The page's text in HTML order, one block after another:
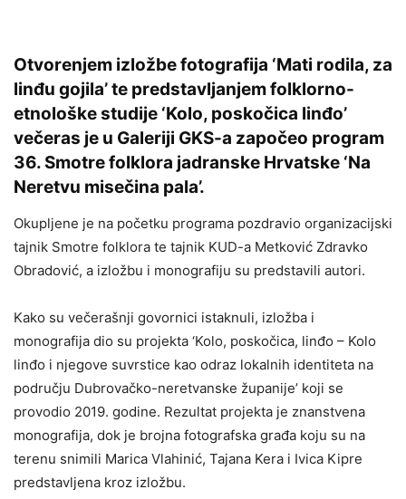
Otvorenjem izložbe fotografija ‘Mati rodila, za
linđu gojila’ te predstavljanjem folklorno-
etnološke studije ‘Kolo, poskočica linđo’
večeras je u Galeriji GKS-a započeo program
36. Smotre folklora jadranske Hrvatske ‘Na
Neretvu misečina pala’.
Okupljene je na početku programa pozdravio organizacijski
tajnik Smotre folklora te tajnik KUD-a Metković Zdravko
Obradović, a izložbu i monografiju su predstavili autori.
Kako su večerašnji govornici istaknuli, izložba i
monografija dio su projekta ‘Kolo, poskočica, linđo – Kolo
linđo i njegove suvrstice kao odraz lokalnih identiteta na
području Dubrovačko-neretvanske županije’ koji se
provodio 2019. godine. Rezultat projekta je znanstvena
monografija, dok je brojna fotografska građa koju su na
terenu snimili Marica Vlahinić, Tajana Kera i Ivica Kipre
predstavljena kroz izložbu.